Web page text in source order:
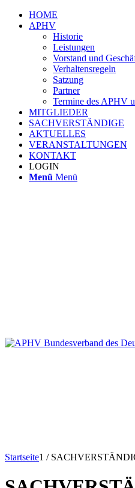
HOME
APHV
Historie
Leistungen
Vorstand und
Verhaltensregeln
Satzung
Partner
Termine des APHV
MITGLIEDER
SACHVERSTÄNDIGE
AKTUELLES
VERANSTALTUNGEN
KONTAKT
LOGIN
Menü Menü
Startseite1 /